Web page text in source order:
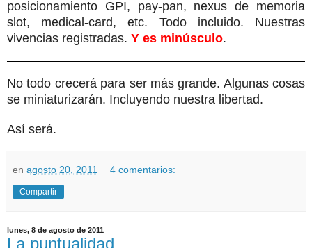
posicionamiento GPI, pay-pan, nexus de memoria
slot, medical-card, etc. Todo incluido. Nuestras
vivencias registradas. Y es minúsculo.
No todo crecerá para ser más grande. Algunas cosas
se miniaturizarán. Incluyendo nuestra libertad.
Así será.
en agosto 20, 2011 4 comentarios:
Compartir
lunes, 8 de agosto de 2011
La puntualidad